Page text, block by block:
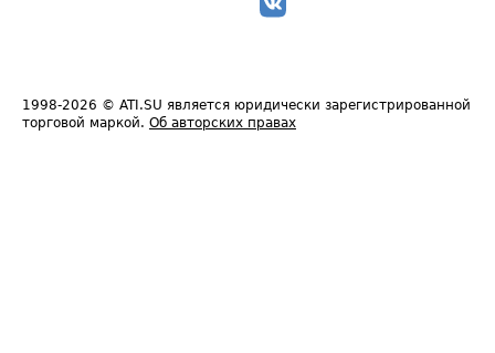
1998-2026 © ATI.SU является юридически зарегистрированной
торговой маркой. Об авторских правах